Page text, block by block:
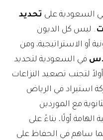
السعودية على تحديد
. ليس كل الديون
أو الاستراتيجية، ومن
في السعودية لتحديد
لتجنب تصعيد النزاعات
استيراد في الرياض
مع الموردين
أولًا، بناءً على
ساهم في الحفاظ على